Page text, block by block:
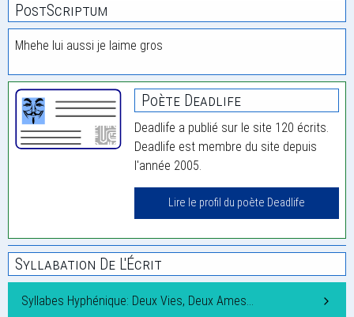
PostScriptum
Mhehe lui aussi je laime gros
Poète Deadlife
Deadlife a publié sur le site 120 écrits.
Deadlife est membre du site depuis
l'année 2005.
Lire le profil du poète Deadlife
Syllabation De L'Écrit
Syllabes Hyphénique: Deux Vies, Deux Ames…